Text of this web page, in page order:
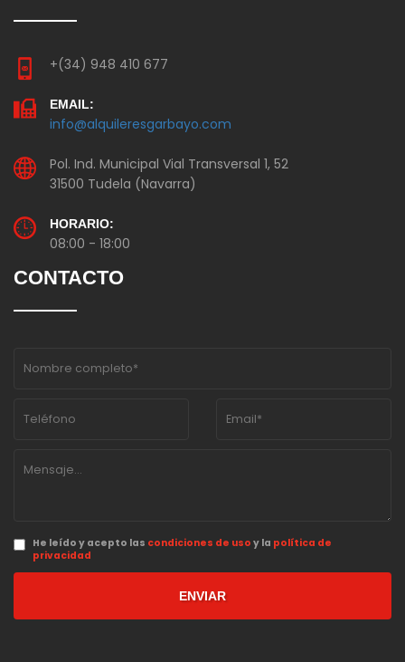
+(34) 948 410 677
EMAIL:
info@alquileresgarbayo.com
Pol. Ind. Municipal Vial Transversal 1, 52
31500 Tudela (Navarra)
HORARIO:
08:00 - 18:00
CONTACTO
He leído y acepto las condiciones de uso y la política de
privacidad
ENVIAR